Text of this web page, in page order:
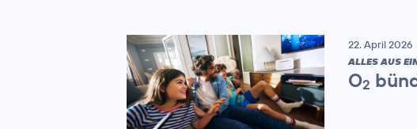
22. April 2026
ALLES AUS
O2